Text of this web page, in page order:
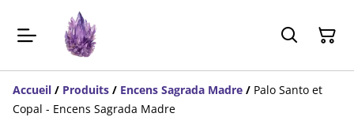
Accueil / Produits / Encens Sagrada Madre / Palo Santo et
Copal - Encens Sagrada Madre